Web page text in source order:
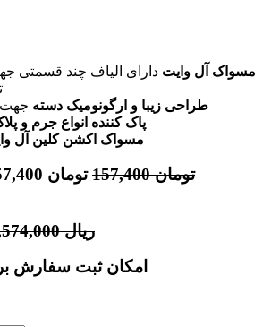
مسواک آل وایت دارای الیاف چند قسمتی
طراحی زیبا و ارگونومیک دسته جهت
پاک کننده انواع جرم و
مسواک اکشن کلین آل
تومان 157,400 تومان
ریال
امکان ثبت سفارش